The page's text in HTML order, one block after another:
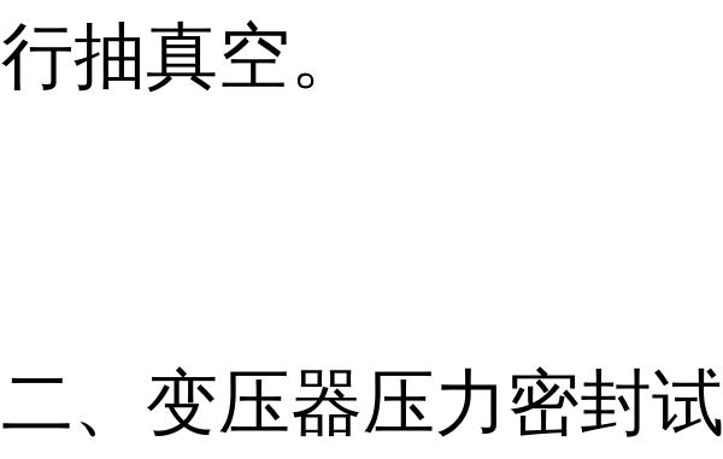
行抽真空。
二、 变压器压力密封